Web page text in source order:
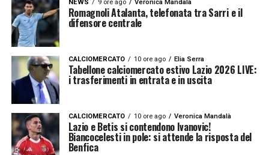
Un post condiviso da S.S. Lazio (@official_sslazio)
LA PLAYLIST DELLE NOSTRE TOP NEWS
NEWS 9 ore ago Veronica Mandalà
Romagnoli Atalanta, telefonata tra Sarri e il
difensore centrale
CALCIOMERCATO 10 ore ago Elia Serra
Tabellone calciomercato estivo Lazio 2026 LIVE:
i trasferimenti in entrata e in uscita
CALCIOMERCATO 10 ore ago Veronica Mandalà
Lazio e Betis si contendono Ivanovic!
Biancocelesti in pole: si attende la risposta del
Benfica